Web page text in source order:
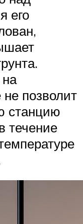
его
не позволит
станцию
течение